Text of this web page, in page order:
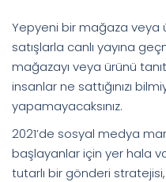
Yepyeni bir mağaza veya
satışlarla canlı yayına
mağazayı veya ürünü
insanlar ne sattığınızı
yapamayacaksınız.
2021’de sosyal medya
başlayanlar için yer hala
tutarlı bir gönderi